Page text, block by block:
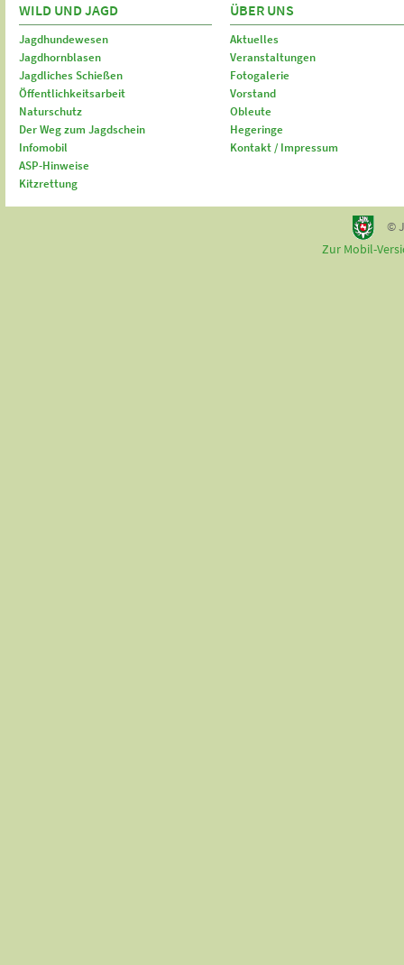
WILD UND JAGD
Jagdhundewesen
Jagdhornblasen
Jagdliches Schießen
Öffentlichkeitsarbeit
Naturschutz
Der Weg zum Jagdschein
Infomobil
ASP-Hinweise
Kitzrettung
ÜBER UNS
Aktuelles
Veranstaltungen
Fotogalerie
Vorstand
Obleute
Hegeringe
Kontakt / Impressum
©
Zur Mobil-